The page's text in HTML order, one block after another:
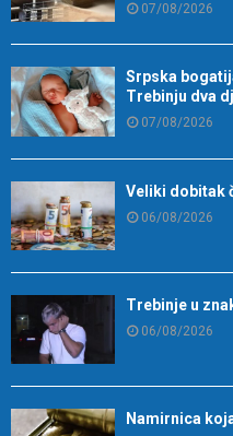
07/08/2026
Srpska
Trebinju dva
07/08/2026
Veliki dobitak
06/08/2026
Trebinje u
06/08/2026
Namirnica